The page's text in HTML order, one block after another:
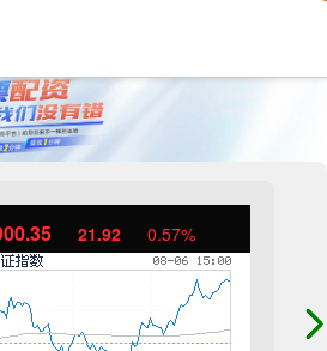
21.92 0.57%